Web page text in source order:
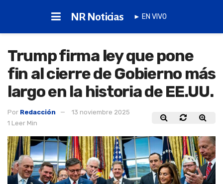
NR Noticias ► EN VIVO
Trump firma ley que pone
fin al cierre de Gobierno más
largo en la historia de EE.UU.
Por Redacción
13 noviembre 2025
1 Leer Min